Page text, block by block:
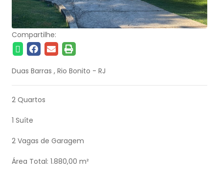
Compartilhe:
Duas Barras , Rio Bonito - RJ
2 Quartos
1 Suíte
2 Vagas de Garagem
Área Total: 1.880,00 m²